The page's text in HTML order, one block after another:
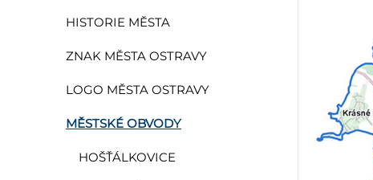
HISTORIE MĚSTA
ZNAK MĚSTA OSTRAVY
LOGO MĚSTA OSTRAVY
MĚSTSKÉ OBVODY
HOŠŤÁLKOVICE